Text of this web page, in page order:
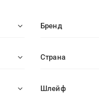
Бренд
Страна
Шлейф